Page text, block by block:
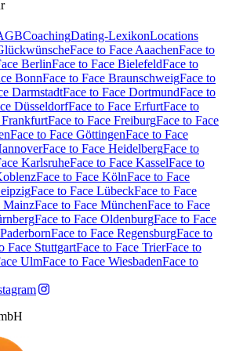
CoachingDating-LexikonLocations
Face to Face AaachenFace to
BerlinFace to Face BielefeldFace to
BonnFace to Face BraunschweigFace to
DarmstadtFace to Face DortmundFace to
DüsseldorfFace to Face ErfurtFace to
FrankfurtFace to Face FreiburgFace to Face
Face to Face GöttingenFace to Face
Face to Face HeidelbergFace to
KarlsruheFace to Face KasselFace to
Face to Face KölnFace to Face
Face to Face LübeckFace to Face
MainzFace to Face MünchenFace to Face
Face to Face OldenburgFace to Face
Face to Face RegensburgFace to
Face StuttgartFace to Face TrierFace to
UlmFace to Face WiesbadenFace to